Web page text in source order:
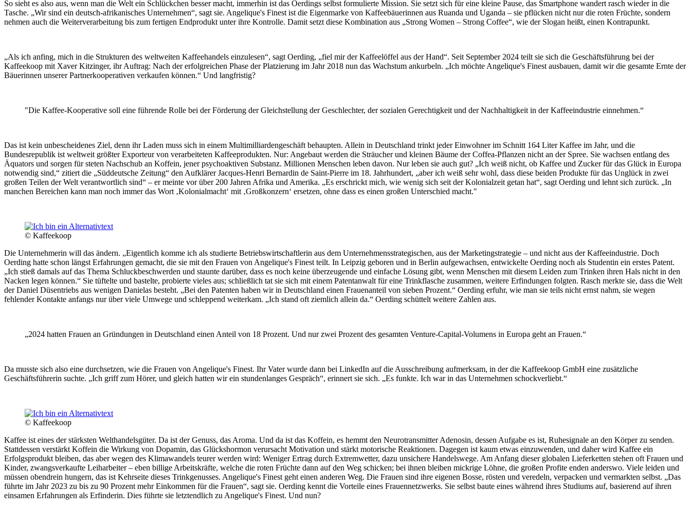
So sieht es also aus, wenn man die Welt ein Schlückchen besser macht, immerhin ist das Oerdings selbst formulierte Mission. Sie setzt sich für eine kleine Pause, das Smartphone wandert rasch wieder in die
Tasche. „Wir sind ein deutsch-afrikanisches Unternehmen“, sagt sie. Angelique's Finest ist die Eigenmarke von Kaffeebäuerinnen aus Ruanda und Uganda – sie pflücken nicht nur die roten Früchte, sondern
nehmen auch die Weiterverarbeitung bis zum fertigen Endprodukt unter ihre Kontrolle. Damit setzt diese Kombination aus „Strong Women – Strong Coffee“, wie der Slogan heißt, einen Kontrapunkt.
„Als ich anfing, mich in die Strukturen des weltweiten Kaffeehandels einzulesen“, sagt Oerding, „fiel mir der Kaffeelöffel aus der Hand“. Seit September 2024 teilt sie sich die Geschäftsführung bei der
Kaffeekoop mit Xaver Kitzinger, ihr Auftrag: Nach der erfolgreichen Phase der Platzierung im Jahr 2018 nun das Wachstum ankurbeln. „Ich möchte Angelique's Finest ausbauen, damit wir die gesamte Ernte der
Bäuerinnen unserer Partnerkooperativen verkaufen können.“ Und langfristig?
"Die Kaffee-Kooperative soll eine führende Rolle bei der Förderung der Gleichstellung der Geschlechter, der sozialen Gerechtigkeit und der Nachhaltigkeit in der Kaffeeindustrie einnehmen.“
Das ist kein unbescheidenes Ziel, denn ihr Laden muss sich in einem Multimilliardengeschäft behaupten. Allein in Deutschland trinkt jeder Einwohner im Schnitt 164 Liter Kaffee im Jahr, und die
Bundesrepublik ist weltweit größter Exporteur von verarbeiteten Kaffeeprodukten. Nur: Angebaut werden die Sträucher und kleinen Bäume der Coffea-Pflanzen nicht an der Spree. Sie wachsen entlang des
Äquators und sorgen für steten Nachschub an Koffein, jener psychoaktiven Substanz. Millionen Menschen leben davon. Nur leben sie auch gut? „Ich weiß nicht, ob Kaffee und Zucker für das Glück in Europa
notwendig sind,“ zitiert die „Süddeutsche Zeitung“ den Aufklärer Jacques-Henri Bernardin de Saint-Pierre im 18. Jahrhundert, „aber ich weiß sehr wohl, dass diese beiden Produkte für das Unglück in zwei
großen Teilen der Welt verantwortlich sind“ – er meinte vor über 200 Jahren Afrika und Amerika. „Es erschrickt mich, wie wenig sich seit der Kolonialzeit getan hat“, sagt Oerding und lehnt sich zurück. „In
manchen Bereichen kann man noch immer das Wort ‚Kolonialmacht‘ mit ‚Großkonzern‘ ersetzen, ohne dass es einen großen Unterschied macht."
© Kaffeekoop
Die Unternehmerin will das ändern. „Eigentlich komme ich als studierte Betriebswirtschaftlerin aus dem Unternehmensstrategischen, aus der Marketingstrategie – und nicht aus der Kaffeeindustrie. Doch
Oerding hatte schon längst Erfahrungen gemacht, die sie mit den Frauen von Angelique's Finest teilt. In Leipzig geboren und in Berlin aufgewachsen, entwickelte Oerding noch als Studentin ein erstes Patent.
„Ich stieß damals auf das Thema Schluckbeschwerden und staunte darüber, dass es noch keine überzeugende und einfache Lösung gibt, wenn Menschen mit diesem Leiden zum Trinken ihren Hals nicht in den
Nacken legen können.“ Sie tüftelte und bastelte, probierte vieles aus; schließlich tat sie sich mit einem Patentanwalt für eine Trinkflasche zusammen, weitere Erfindungen folgten. Rasch merkte sie, dass die Welt
der Daniel Düsentriebs aus wenigen Danielas besteht. „Bei den Patenten haben wir in Deutschland einen Frauenanteil von sieben Prozent.“ Oerding erfuhr, wie man sie teils nicht ernst nahm, sie wegen
fehlender Kontakte anfangs nur über viele Umwege und schleppend weiterkam. „Ich stand oft ziemlich allein da.“ Oerding schüttelt weitere Zahlen aus.
„2024 hatten Frauen an Gründungen in Deutschland einen Anteil von 18 Prozent. Und nur zwei Prozent des gesamten Venture-Capital-Volumens in Europa geht an Frauen.“
Da musste sich also eine durchsetzen, wie die Frauen von Angelique's Finest. Ihr Vater wurde dann bei LinkedIn auf die Ausschreibung aufmerksam, in der die Kaffeekoop GmbH eine zusätzliche
Geschäftsführerin suchte. „Ich griff zum Hörer, und gleich hatten wir ein stundenlanges Gespräch“, erinnert sie sich. „Es funkte. Ich war in das Unternehmen schockverliebt.“
© Kaffeekoop
Kaffee ist eines der stärksten Welthandelsgüter. Da ist der Genuss, das Aroma. Und da ist das Koffein, es hemmt den Neurotransmitter Adenosin, dessen Aufgabe es ist, Ruhesignale an den Körper zu senden.
Stattdessen verstärkt Koffein die Wirkung von Dopamin, das Glückshormon verursacht Motivation und stärkt motorische Reaktionen. Dagegen ist kaum etwas einzuwenden, und daher wird Kaffee ein
Erfolgsprodukt bleiben, das aber wegen des Klimawandels teurer werden wird: Weniger Ertrag durch Extremwetter, dazu unsichere Handelswege. Am Anfang dieser globalen Lieferketten stehen oft Frauen und
Kinder, zwangsverkaufte Leiharbeiter – eben billige Arbeitskräfte, welche die roten Früchte dann auf den Weg schicken; bei ihnen bleiben mickrige Löhne, die großen Profite enden anderswo. Viele leiden und
müssen obendrein hungern, das ist Kehrseite dieses Trinkgenusses. Angelique's Finest geht einen anderen Weg. Die Frauen sind ihre eigenen Bosse, rösten und veredeln, verpacken und vermarkten selbst. „Das
führte im Jahr 2023 zu bis zu 90 Prozent mehr Einkommen für die Frauen“, sagt sie. Oerding kennt die Vorteile eines Frauennetzwerks. Sie selbst baute eines während ihres Studiums auf, basierend auf ihren
einsamen Erfahrungen als Erfinderin. Dies führte sie letztendlich zu Angelique's Finest. Und nun?